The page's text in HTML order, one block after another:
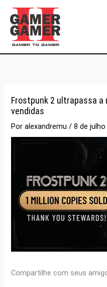
para
conteúdo
Frostpunk 2 ultrapassa a
vendidas
Poralexandremu/8 de
Compartilhe com seus